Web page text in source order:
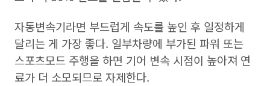
자동변속기라면 부드럽게 속도를 높인 후 일정하게
달리는 게 가장 좋다. 일부차량에 부가된 파워 또는
스포츠모드 주행을 하면 기어 변속 시점이 높아져 연
료가 더 소모되므로 자제한다.